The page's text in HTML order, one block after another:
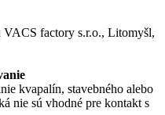
VACS factory s.r.o., Litomyšl,
kvapalín, stavebného alebo
nie sú vhodné pre kontakt s